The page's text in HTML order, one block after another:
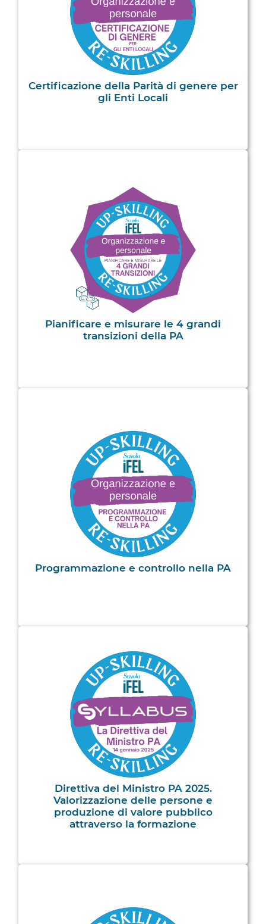
Certificazione della Parità di genere per
gli Enti Locali
Pianificare e misurare le 4 grandi
transizioni della PA
Programmazione e controllo nella PA
Direttiva del Ministro PA 2025.
Valorizzazione delle persone e
produzione di valore pubblico
attraverso la formazione